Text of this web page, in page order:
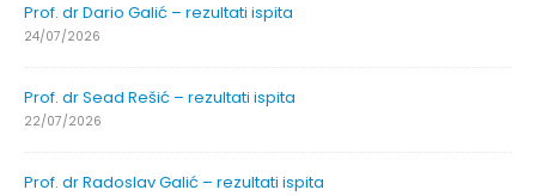
Prof. dr Dario Galić – rezultati ispita
24/07/2026
Prof. dr Sead Rešić – rezultati ispita
22/07/2026
Prof. dr Radoslav Galić – rezultati ispita